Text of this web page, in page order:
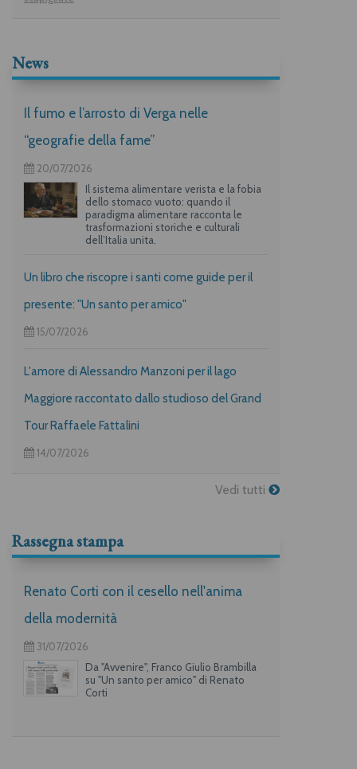
News
Il fumo e l’arrosto di Verga nelle
“geografie della fame”
20/07/2026
Il sistema alimentare verista e la fobia
dello stomaco vuoto: quando il
paradigma alimentare racconta le
trasformazioni storiche e culturali
dell’Italia unita.
Un libro che riscopre i santi come guide per il
presente: "Un santo per amico"
15/07/2026
L'amore di Alessandro Manzoni per il lago
Maggiore raccontato dallo studioso del Grand
Tour Raffaele Fattalini
14/07/2026
Vedi tutti
Rassegna stampa
Renato Corti con il cesello nell'anima
della modernità
31/07/2026
Da "Avvenire", Franco Giulio Brambilla
su "Un santo per amico" di Renato
Corti